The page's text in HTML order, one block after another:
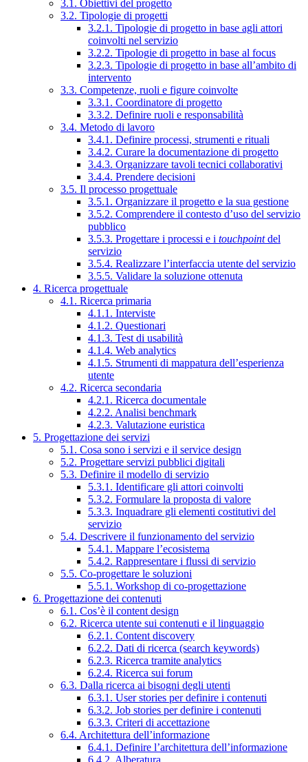
3.1. Obiettivi del progetto
3.2. Tipologie di progetti
3.2.1. Tipologie di progetto in base agli attori
coinvolti nel servizio
3.2.2. Tipologie di progetto in base al focus
3.2.3. Tipologie di progetto in base all’ambito di
intervento
3.3. Competenze, ruoli e figure coinvolte
3.3.1. Coordinatore di progetto
3.3.2. Definire ruoli e responsabilità
3.4. Metodo di lavoro
3.4.1. Definire processi, strumenti e rituali
3.4.2. Curare la documentazione di progetto
3.4.3. Organizzare tavoli tecnici collaborativi
3.4.4. Prendere decisioni
3.5. Il processo progettuale
3.5.1. Organizzare il progetto e la sua gestione
3.5.2. Comprendere il contesto d’uso del servizio
pubblico
3.5.3. Progettare i processi e i touchpointdel
servizio
3.5.4. Realizzare l’interfaccia utente del servizio
3.5.5. Validare la soluzione ottenuta
4. Ricerca progettuale
4.1. Ricerca primaria
4.1.1. Interviste
4.1.2. Questionari
4.1.3. Test di usabilità
4.1.4. Web analytics
4.1.5. Strumenti di mappatura dell’esperienza
utente
4.2. Ricerca secondaria
4.2.1. Ricerca documentale
4.2.2. Analisi benchmark
4.2.3. Valutazione euristica
5. Progettazione dei servizi
5.1. Cosa sono i servizi e il service design
5.2. Progettare servizi pubblici digitali
5.3. Definire il modello di servizio
5.3.1. Identificare gli attori coinvolti
5.3.2. Formulare la proposta di valore
5.3.3. Inquadrare gli elementi costitutivi del
servizio
5.4. Descrivere il funzionamento del servizio
5.4.1. Mappare l’ecosistema
5.4.2. Rappresentare i flussi di servizio
5.5. Co-progettare le soluzioni
5.5.1. Workshop di co-progettazione
6. Progettazione dei contenuti
6.1. Cos’è il content design
6.2. Ricerca utente sui contenuti e il linguaggio
6.2.1. Content discovery
6.2.2. Dati di ricerca (search keywords)
6.2.3. Ricerca tramite analytics
6.2.4. Ricerca sui forum
6.3. Dalla ricerca ai bisogni degli utenti
6.3.1. User stories per definire i contenuti
6.3.2. Job stories per definire i contenuti
6.3.3. Criteri di accettazione
6.4. Architettura dell’informazione
6.4.1. Definire l’architettura dell’informazione
6.4.2. Alberatura